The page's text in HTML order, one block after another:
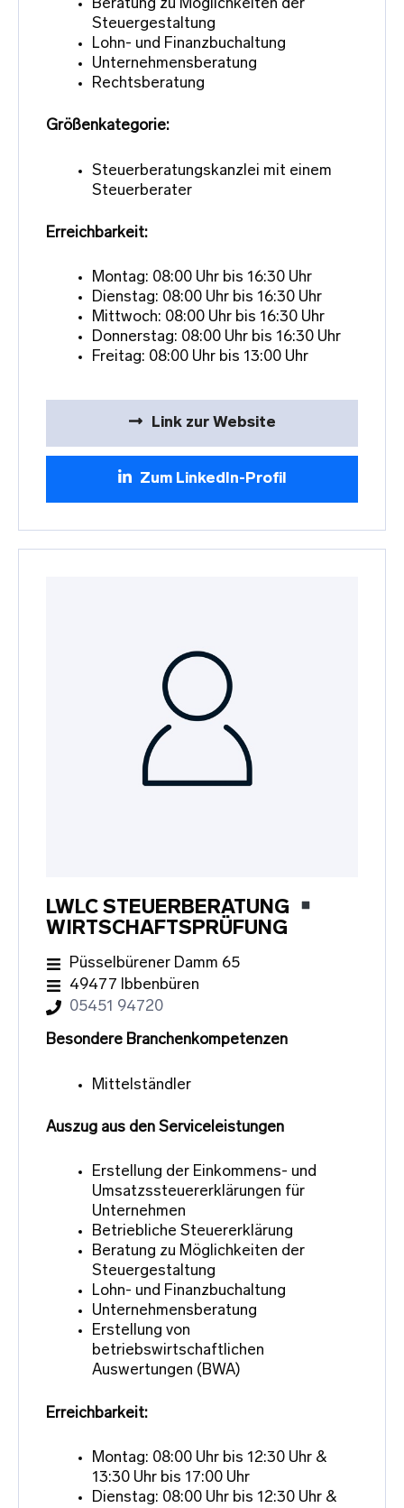
Beratung zu Möglichkeiten der
Steuergestaltung
Lohn- und Finanzbuchaltung
Unternehmensberatung
Rechtsberatung
Größenkategorie:
Steuerberatungskanzlei mit einem
Steuerberater
Erreichbarkeit:
Montag: 08:00 Uhr bis 16:30 Uhr
Dienstag: 08:00 Uhr bis 16:30 Uhr
Mittwoch: 08:00 Uhr bis 16:30 Uhr
Donnerstag: 08:00 Uhr bis 16:30 Uhr
Freitag: 08:00 Uhr bis 13:00 Uhr
Link zur Website
Zum LinkedIn-Profil
LWLC STEUERBERATUNG
WIRTSCHAFTSPRÜFUNG
Püsselbürener Damm 65
49477 Ibbenbüren
05451 94720
Besondere Branchenkompetenzen
Mittelständler
Auszug aus den Serviceleistungen
Erstellung der Einkommens- und
Umsatzssteuererklärungen für
Unternehmen
Betriebliche Steuererklärung
Beratung zu Möglichkeiten der
Steuergestaltung
Lohn- und Finanzbuchaltung
Unternehmensberatung
Erstellung von
betriebswirtschaftlichen
Auswertungen (BWA)
Erreichbarkeit:
Montag: 08:00 Uhr bis 12:30 Uhr &
13:30 Uhr bis 17:00 Uhr
Dienstag: 08:00 Uhr bis 12:30 Uhr &